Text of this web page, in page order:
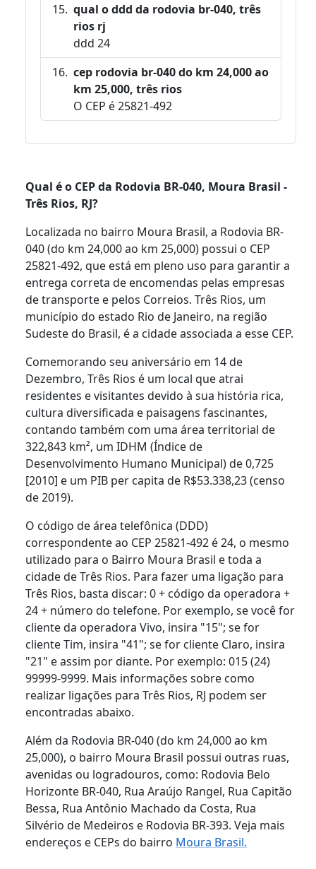
qual o ddd da rodovia br-040, três
rios rj
ddd 24
cep rodovia br-040 do km 24,000 ao
km 25,000, três rios
O CEP é 25821-492
Qual é o CEP da Rodovia BR-040, Moura Brasil -
Três Rios, RJ?
Localizada no bairro Moura Brasil, a Rodovia BR-
040 (do km 24,000 ao km 25,000) possui o CEP
25821-492, que está em pleno uso para garantir a
entrega correta de encomendas pelas empresas
de transporte e pelos Correios. Três Rios, um
município do estado Rio de Janeiro, na região
Sudeste do Brasil, é a cidade associada a esse CEP.
Comemorando seu aniversário em 14 de
Dezembro, Três Rios é um local que atrai
residentes e visitantes devido à sua história rica,
cultura diversificada e paisagens fascinantes,
contando também com uma área territorial de
322,843 km², um IDHM (Índice de
Desenvolvimento Humano Municipal) de 0,725
[2010] e um PIB per capita de R$53.338,23 (censo
de 2019).
O código de área telefônica (DDD)
correspondente ao CEP 25821-492 é 24, o mesmo
utilizado para o Bairro Moura Brasil e toda a
cidade de Três Rios. Para fazer uma ligação para
Três Rios, basta discar: 0 + código da operadora +
24 + número do telefone. Por exemplo, se você for
cliente da operadora Vivo, insira "15"; se for
cliente Tim, insira "41"; se for cliente Claro, insira
"21" e assim por diante. Por exemplo: 015 (24)
99999-9999. Mais informações sobre como
realizar ligações para Três Rios, RJ podem ser
encontradas abaixo.
Além da Rodovia BR-040 (do km 24,000 ao km
25,000), o bairro Moura Brasil possui outras ruas,
avenidas ou logradouros, como: Rodovia Belo
Horizonte BR-040, Rua Araújo Rangel, Rua Capitão
Bessa, Rua Antônio Machado da Costa, Rua
Silvério de Medeiros e Rodovia BR-393. Veja mais
endereços e CEPs do bairro Moura Brasil.